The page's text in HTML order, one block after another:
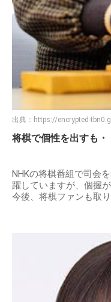
出典： https://encrypted-
将棋で個性を出すも・
NHKの将棋番組で司会
躍していますが、個握
今後、将棋ファンも取